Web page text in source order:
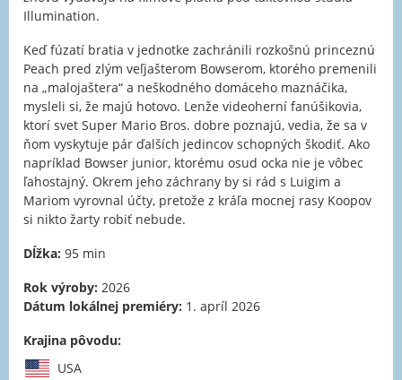
Illumination.
Keď fúzatí bratia v jednotke zachránili rozkošnú princeznú
Peach pred zlým veľjašterom Bowserom, ktorého premenili
na „malojaštera“ a neškodného domáceho maznáčika,
mysleli si, že majú hotovo. Lenže videoherní fanúšikovia,
ktorí svet Super Mario Bros. dobre poznajú, vedia, že sa v
ňom vyskytuje pár ďalších jedincov schopných škodiť. Ako
napríklad Bowser junior, ktorému osud ocka nie je vôbec
ľahostajný. Okrem jeho záchrany by si rád s Luigim a
Mariom vyrovnal účty, pretože z kráľa mocnej rasy Koopov
si nikto žarty robiť nebude.
Dĺžka: 95 min
Rok výroby: 2026
Dátum lokálnej premiéry: 1. apríl 2026
Krajina pôvodu:
USA